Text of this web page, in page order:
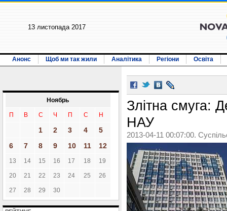
13 листопада 2017
Анонс Щоб ми так жили Аналітика Регіони Освіта
Ноябрь
П В С Ч П С Н
1 2 3 4
5
6
7 8 9 10 11 12
13 14 15 16 17 18 19
20 21 22 23 24 25 26
27 28 29 30
Злітна смуга:
НАУ
2013-04-11 00:07:00.